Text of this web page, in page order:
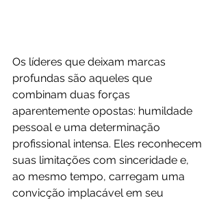
Os líderes que deixam marcas
profundas são aqueles que
combinam duas forças
aparentemente opostas: humildade
pessoal e uma determinação
profissional intensa. Eles reconhecem
suas limitações com sinceridade e,
ao mesmo tempo, carregam uma
convicção implacável em seu